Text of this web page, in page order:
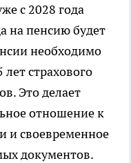
с 2028 года
на пенсию будет
необходимо
страхового
Это делает
отношение к
и своевременное
документов.